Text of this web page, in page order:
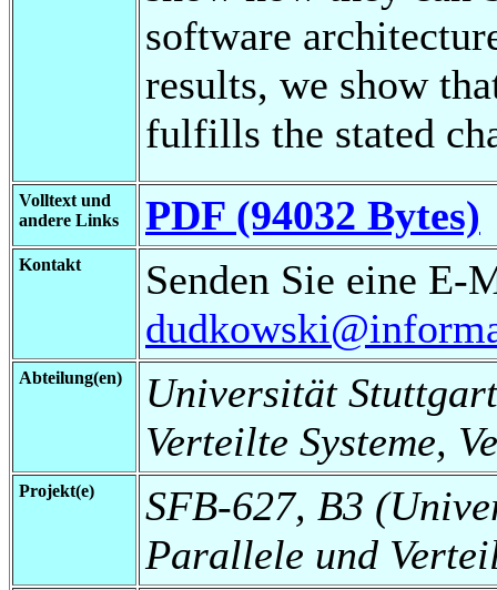
software
results, we show
fulfills the stated
Volltext und
andere Links
PDF (94032 Bytes)
Kontakt
Senden Sie eine E-
Abteilung(en)
Universität
Verteilte Systeme,
Projekt(e)
SFB-627, B3
Parallele und